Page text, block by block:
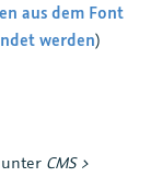
aus dem Font
werden)
CMS >